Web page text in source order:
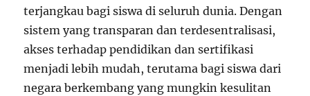
terjangkau bagi siswa di seluruh dunia. Dengan
sistem yang transparan dan terdesentralisasi,
akses terhadap pendidikan dan sertifikasi
menjadi lebih mudah, terutama bagi siswa dari
negara berkembang yang mungkin kesulitan